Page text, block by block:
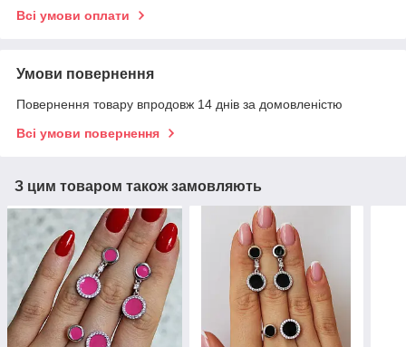
Всі умови оплати
Умови повернення
Повернення товару впродовж 14 днів за домовленістю
Всі умови повернення
З цим товаром також замовляють